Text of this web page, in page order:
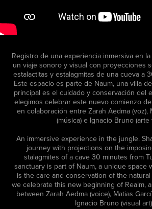
Registro de una experiencia inmersiva en
un viaje sonoro y visual con proyecciones
estalactitas y estalagmitas de una cueva a
Este espacio es parte de Naum, una villa
principal es el cuidado y conservación del
elegimos celebrar este nuevo comienzo
en colaboración entre Zarah Aedma (voz),
(música) e Ignacio Bruno (arte
An immersive experience in the jungle.
journey with projections on the
stalagmites of a cave 30 minutes from
sanctuary is part of Naum, a unique space
is the care and conservation of the
we celebrate this new beginning of Realm,
between Zarah Aedma (voice), Matias
Ignacio Bruno (visual